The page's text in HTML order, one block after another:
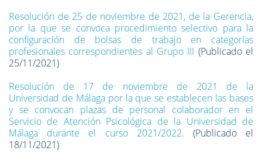
Resolución de 25 de noviembre de 2021, de la Gerencia,
por la que se convoca procedimiento selectivo para la
configuración de bolsas de trabajo en categorías
profesionales correspondientes al Grupo III (Publicado el
25/11/2021)
Resolución de 17 de noviembre de 2021 de la
Universidad de Málaga por la que se establecen las bases
y se convocan plazas de personal colaborador en el
Servicio de Atención Psicológica de la Universidad de
Málaga durante el curso 2021/2022. (Publicado el
18/11/2021)